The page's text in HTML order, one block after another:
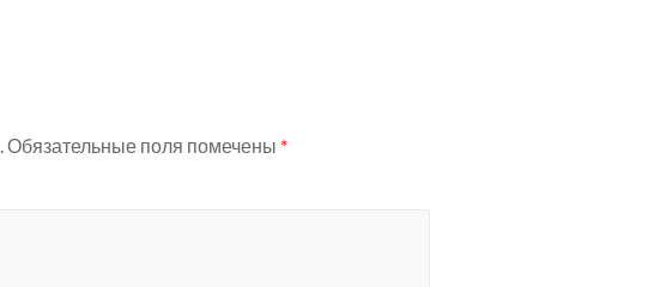
Обязательные поля помечены *